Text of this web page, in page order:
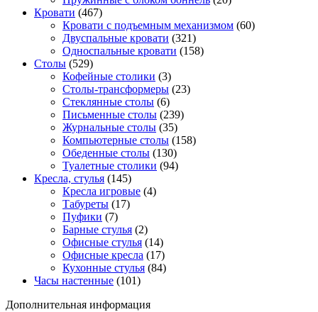
Кровати (467)
Кровати с подъемным механизмом (60)
Двуспальные кровати (321)
Односпальные кровати (158)
Столы (529)
Кофейные столики (3)
Столы-трансформеры (23)
Стеклянные столы (6)
Письменные столы (239)
Журнальные столы (35)
Компьютерные столы (158)
Обеденные столы (130)
Туалетные столики (94)
Кресла, стулья (145)
Кресла игровые (4)
Табуреты (17)
Пуфики (7)
Барные стулья (2)
Офисные стулья (14)
Офисные кресла (17)
Кухонные стулья (84)
Часы настенные (101)
Дополнительная информация